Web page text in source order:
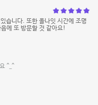
습니다. 또한 올나잇 시간에 조명
에 또 방문할 것 같아요!
^_^